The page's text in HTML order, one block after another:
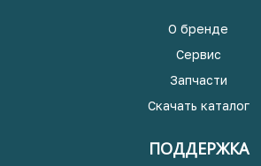
О бренде
Сервис
Запчасти
Скачать каталог
ПОДДЕРЖКА